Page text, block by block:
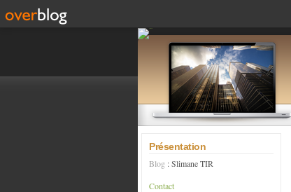
Présentation
Blog : Slimane TIR
Contact